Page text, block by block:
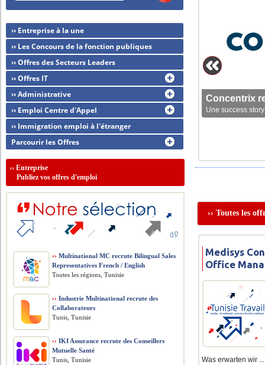
Concentrix
Une success
›› Toutes les
Medisys
Office
Was erwarten wir ...
›› Entreprise à la une
›› Les Concours de la fonction publiques
›› Offres des Secteurs Leaders
›› Offres IT
›› Administrative
›› Emploi Centre d'Appel
›› Immigration emploi à l'étranger
Parcourir les Offres
››Entreprise
Publiez vos offres d'emploi
›› Multinational MC recrute Bilingual Sales
Representatives French / English
Toutes les régions, Tunisie
›› Industrie Multinational recrute des
Collaborateurs
Tunis, Tunisie
›› IKI Assurance recrute des Conseillers
Mutuelle Santé
Tunis, Tunisie